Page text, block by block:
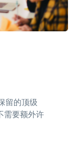
留的顶级
需要额外许